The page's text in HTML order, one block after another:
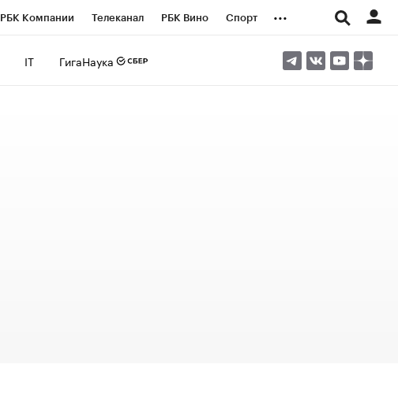
РБК Компании Телеканал РБК Вино Спорт ...
IT ГигаНаука